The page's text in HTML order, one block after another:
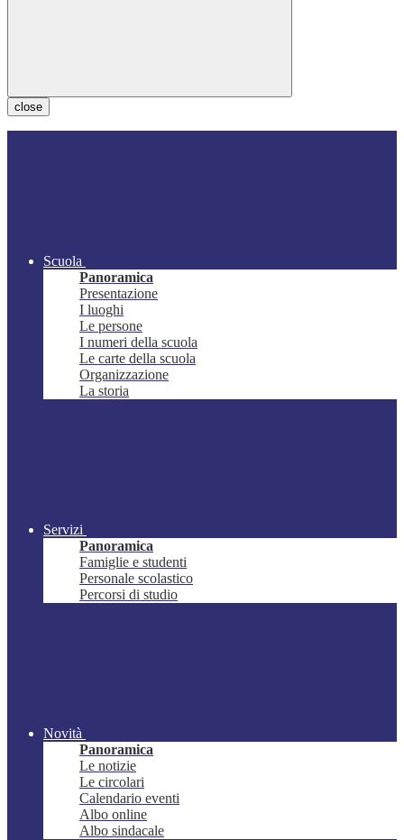
close
Scuola
Panoramica
Presentazione
I luoghi
Le persone
I numeri della scuola
Le carte della scuola
Organizzazione
La storia
Servizi
Panoramica
Famiglie e studenti
Personale scolastico
Percorsi di studio
Novità
Panoramica
Le notizie
Le circolari
Calendario eventi
Albo online
Albo sindacale